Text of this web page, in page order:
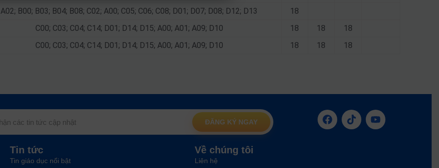
A02; B00; B03; B04; B08; C02; A00; C05; C06; C08; D01; D07; D08; D12; D13
18
C00; C03; C04; C14; D01; D14; D15; A00; A01; A09; D10 18 18
18
C00; C03; C04; C14; D01; D14; D15; A00; A01; A09; D10 18 18 18
ĐĂNG KÝ NGAY
Tin tức
Tin giáo dục nổi bật
Về chúng tôi
Liên hệ